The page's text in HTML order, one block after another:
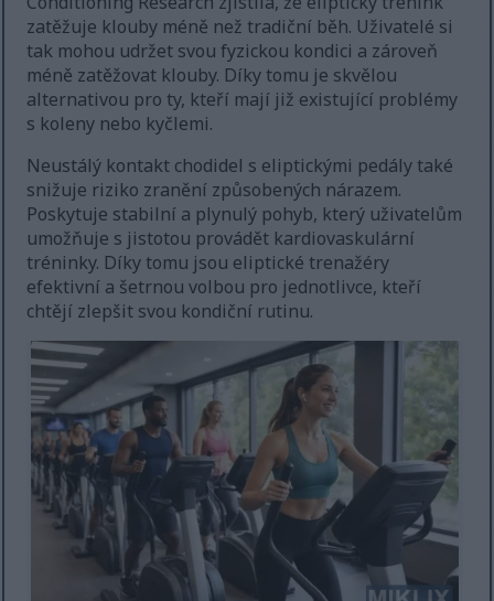
zatěžuje klouby méně než tradiční běh. Uživatelé si
tak mohou udržet svou fyzickou kondici a zároveň
méně zatěžovat klouby. Díky tomu je skvělou
alternativou pro ty, kteří mají již existující problémy
s koleny nebo kyčlemi.
Neustálý kontakt chodidel s eliptickými pedály také
snižuje riziko zranění způsobených nárazem.
Poskytuje stabilní a plynulý pohyb, který uživatelům
umožňuje s jistotou provádět kardiovaskulární
tréninky. Díky tomu jsou eliptické trenažéry
efektivní a šetrnou volbou pro jednotlivce, kteří
chtějí zlepšit svou kondiční rutinu.